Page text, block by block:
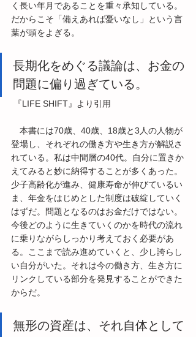
く長い年月であることを重々承知している。
だからこそ「備えあれば憂いなし」という言
葉が頭をよぎる。
長期化をめぐる議論は、お金の
問題に偏り過ぎている。
『LIFE SHIFT』より引用
本書には70歳、40歳、18歳と3人の人物が
登場し、それぞれの働き方や生き方が解説さ
れている。私は中間層の40代。自分に置きか
えてみると妙に納得することが多くあった。
少子高齢化が進み、健康寿命が伸びているい
ま、年金をはじめとした制度は破綻していく
はずだ。問題となるのはお金だけではない。
今後どのように生きていくのかを時代の流れ
に乗りながらしっかり考えておく必要があ
る。ここまで読み進めていくと、少し誇らし
い自分がいた。それは今の働き方、生き方に
リンクしている部分を発見することができた
からだ。
無形の資産は、それ自体として